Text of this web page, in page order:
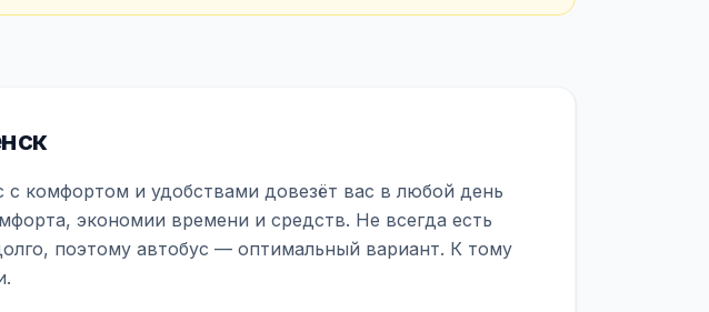
комфортом и удобствами довезёт вас в любой день
экономии времени и средств. Не всегда есть
поэтому автобус — оптимальный вариант. К тому